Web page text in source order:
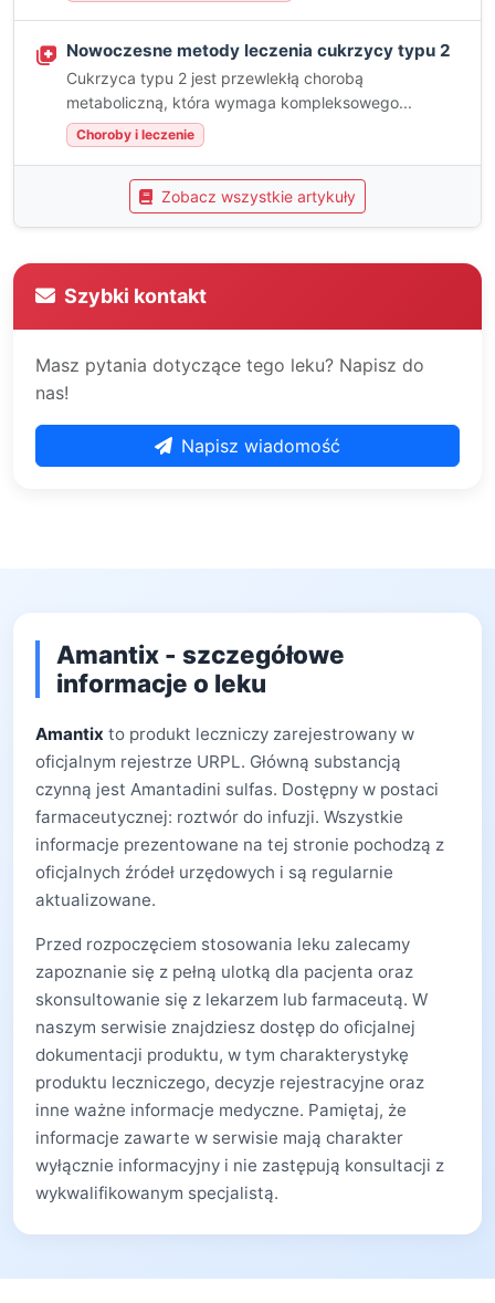
Nowoczesne metody leczenia cukrzycy typu 2
Cukrzyca typu 2 jest przewlekłą chorobą
metaboliczną, która wymaga kompleksowego...
Choroby i leczenie
Zobacz wszystkie artykuły
Szybki kontakt
Masz pytania dotyczące tego leku? Napisz do
nas!
Napisz wiadomość
Amantix - szczegółowe
informacje o leku
Amantix to produkt leczniczy zarejestrowany w
oficjalnym rejestrze URPL. Główną substancją
czynną jest Amantadini sulfas. Dostępny w postaci
farmaceutycznej: roztwór do infuzji. Wszystkie
informacje prezentowane na tej stronie pochodzą z
oficjalnych źródeł urzędowych i są regularnie
aktualizowane.
Przed rozpoczęciem stosowania leku zalecamy
zapoznanie się z pełną ulotką dla pacjenta oraz
skonsultowanie się z lekarzem lub farmaceutą. W
naszym serwisie znajdziesz dostęp do oficjalnej
dokumentacji produktu, w tym charakterystykę
produktu leczniczego, decyzje rejestracyjne oraz
inne ważne informacje medyczne. Pamiętaj, że
informacje zawarte w serwisie mają charakter
wyłącznie informacyjny i nie zastępują konsultacji z
wykwalifikowanym specjalistą.